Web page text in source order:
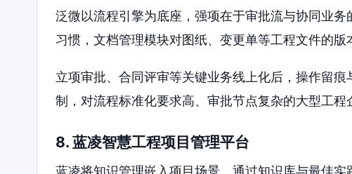
泛微以流程引擎为底座，强项在于审批流与协同业
习惯，文档管理模块对图纸、变更单等工程文件的版
立项审批、合同评审等关键业务线上化后，操作留
制，对流程标准化要求高、审批节点复杂的大型工程
8. 蓝凌智慧工程项目管理平台
蓝凌将知识管理嵌入项目场景，通过知识库与最佳